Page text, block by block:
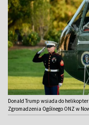
Donald Trump wsiada do
Zgromadzenia Ogólnego ONZ w